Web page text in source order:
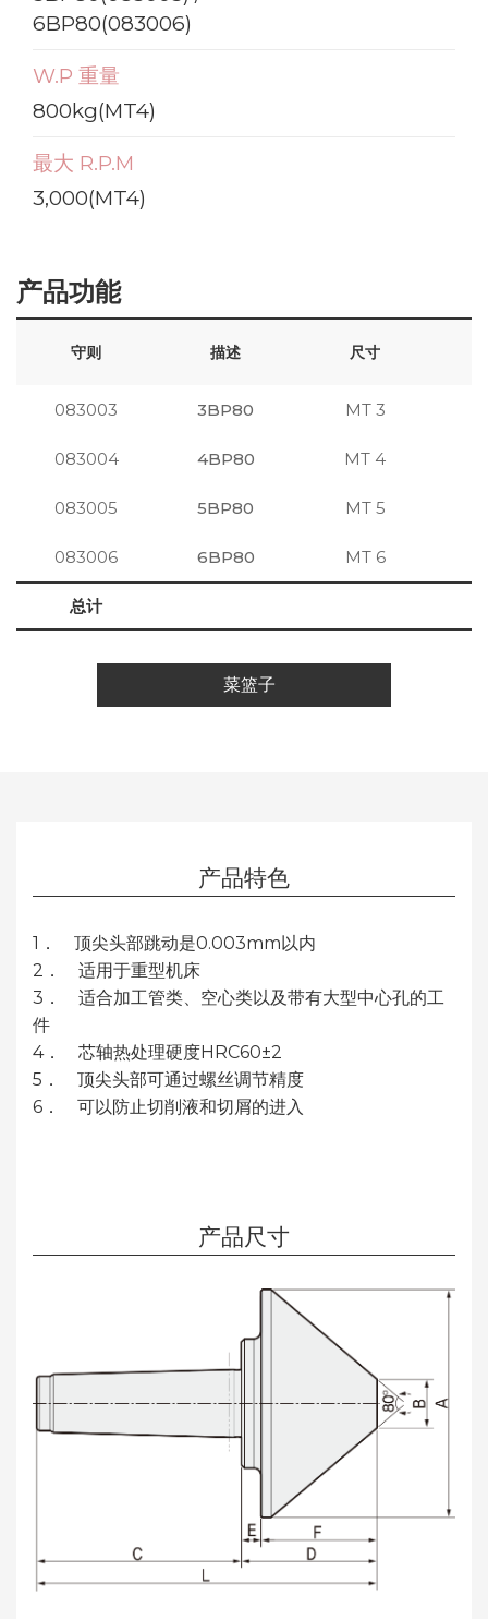
6BP80(083006)
W.P 重量
800kg(MT4)
最大 R.P.M
3,000(MT4)
产品功能
守则 描述 尺寸
083003 3BP80 MT 3
083004 4BP80 MT 4
083005 5BP80 MT 5
083006 6BP80 MT 6
总计
菜篮子
产品特色
1． 顶尖头部跳动是0.003mm以内
2． 适用于重型机床
3． 适合加工管类、空心类以及带有大型中心孔的工
件
4． 芯轴热处理硬度HRC60±2
5． 顶尖头部可通过螺丝调节精度
6． 可以防止切削液和切屑的进入
产品尺寸